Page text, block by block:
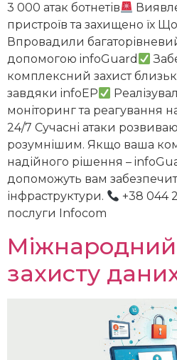
3 000 атак ботнетів
пристроїв та захищено їх
Впровадили
допомогою infoGuard
комплексний захист
завдяки infoEP
моніторинг та реагування
24/7 Сучасні атаки
розумнішим. Якщо ваша
надійного рішення –
допоможуть вам
інфраструктури.
+38 044
послуги Infocom
захисту